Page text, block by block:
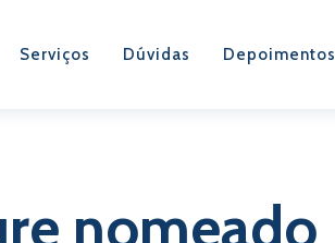
Serviços Dúvidas Depoimentos
nomeado